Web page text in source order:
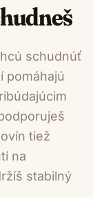
schudnúť
pomáhajú
tiež
na
stabilný